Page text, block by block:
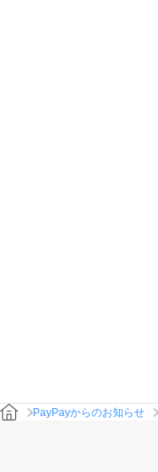
PayPayからのお知らせ